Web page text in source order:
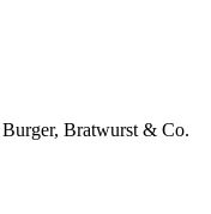
Burger, Bratwurst & Co.